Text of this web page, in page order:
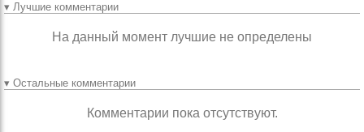
▾ Лучшие комментарии
На данный момент лучшие не определены
▾ Остальные комментарии
Комментарии пока отсутствуют.